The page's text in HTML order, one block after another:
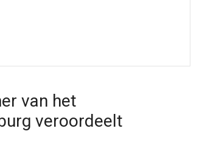
van het
veroordeelt